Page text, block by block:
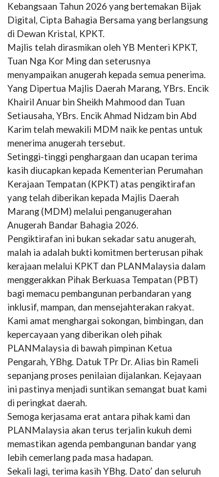
Kebangsaan Tahun 2026 yang bertemakan Bijak
Digital, Cipta Bahagia Bersama yang berlangsung
di Dewan Kristal, KPKT.
Majlis telah dirasmikan oleh YB Menteri KPKT,
Tuan Nga Kor Ming dan seterusnya
menyampaikan anugerah kepada semua penerima.
Yang Dipertua Majlis Daerah Marang, YBrs. Encik
Khairil Anuar bin Sheikh Mahmood dan Tuan
Setiausaha, YBrs. Encik Ahmad Nidzam bin Abd
Karim telah mewakili MDM naik ke pentas untuk
menerima anugerah tersebut.
Setinggi-tinggi penghargaan dan ucapan terima
kasih diucapkan kepada Kementerian Perumahan
Kerajaan Tempatan (KPKT) atas pengiktirafan
yang telah diberikan kepada Majlis Daerah
Marang (MDM) melalui penganugerahan
Anugerah Bandar Bahagia 2026.
Pengiktirafan ini bukan sekadar satu anugerah,
malah ia adalah bukti komitmen berterusan pihak
kerajaan melalui KPKT dan PLANMalaysia dalam
menggerakkan Pihak Berkuasa Tempatan (PBT)
bagi memacu pembangunan perbandaran yang
inklusif, mampan, dan mensejahterakan rakyat.
Kami amat menghargai sokongan, bimbingan, dan
kepercayaan yang diberikan oleh pihak
PLANMalaysia di bawah pimpinan Ketua
Pengarah, YBhg. Datuk TPr Dr. Alias bin Rameli
sepanjang proses penilaian dijalankan. Kejayaan
ini pastinya menjadi suntikan semangat buat kami
di peringkat daerah.
Semoga kerjasama erat antara pihak kami dan
PLANMalaysia akan terus terjalin kukuh demi
memastikan agenda pembangunan bandar yang
lebih cemerlang pada masa hadapan.
Sekali lagi, terima kasih YBhg. Dato’ dan seluruh